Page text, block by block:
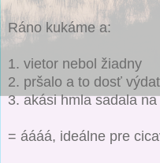
Ráno kukáme a:
1. vietor nebol žiadny
2. pršalo a to dosť
3. akási hmla sadala
= áááá, ideálne pre